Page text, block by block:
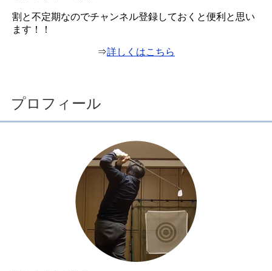
割と不定期なのでチャンネル登録しておくと便利と思い
ます！！
⇒詳しくはこちら
プロフィール